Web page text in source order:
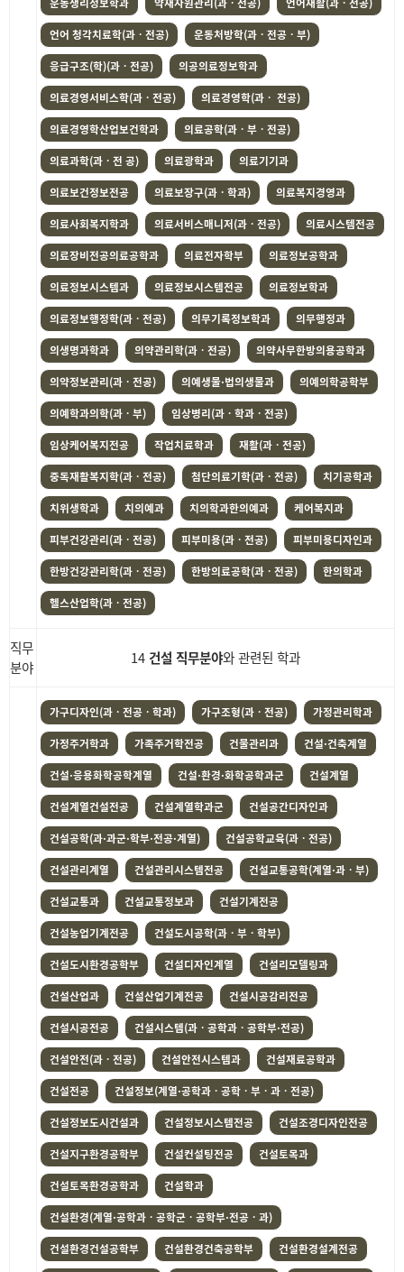
언어 청각치료학(과ㆍ전공)
운동처방학(과ㆍ전공ㆍ부)
응급구조(학)(과ㆍ전공)
의공의료정보학과
의료경영서비스학(과ㆍ전공)
의료경영학(과ㆍ 전공)
의료경영학산업보건학과
의료공학(과ㆍ부ㆍ전공)
의료과학(과ㆍ전 공)
의료광학과
의료기기과
의료보건정보전공
의료보장구(과ㆍ학과)
의료복지경영과
의료사회복지학과
의료서비스매니저(과ㆍ전공)
의료시스템전공
의료장비전공의료공학과
의료전자학부
의료정보공학과
의료정보시스템과
의료정보시스템전공
의료정보학과
의료정보행정학(과ㆍ전공)
의무기록정보학과
의무행정과
의생명과학과
의약관리학(과ㆍ전공)
의약사무한방의용공학과
의약정보관리(과ㆍ전공)
의예생물·법의생물과
의예의학공학부
의예학과의학(과ㆍ부)
임상병리(과ㆍ학과ㆍ전공)
임상케어복지전공
작업치료학과
재활(과ㆍ전공)
중독재활복지학(과ㆍ전공)
첨단의료기학(과ㆍ전공)
치기공학과
치위생학과
치의예과 치의학과한의예과
케어복지과
피부건강관리(과ㆍ전공)
피부미용(과ㆍ전공)
피부미용디자인과
한방건강관리학(과ㆍ전공)
한방의료공학(과ㆍ전공)
한의학과
헬스산업학(과ㆍ전공)
직무
분야
14 건설 직무분야와 관련된 학과
가구디자인(과ㆍ전공ㆍ학과) 가구조형(과ㆍ전공)
가정관리학과
가정주거학과
가족주거학전공 건물관리과
건설·건축계열
건설·응용화학공학계열
건설·환경·화학공학과군
건설계열
건설계열건설전공
건설계열학과군
건설공간디자인과
건설공학(과·과군·학부·전공·계열)
건설공학교육(과ㆍ전공)
건설관리계열
건설관리시스템전공
건설교통공학(계열·과ㆍ부)
건설교통과
건설교통정보과
건설기계전공
건설농업기계전공
건설도시공학(과ㆍ부ㆍ학부)
건설도시환경공학부
건설디자인계열
건설리모델링과
건설산업과
건설산업기계전공
건설시공감리전공
건설시공전공
건설시스템(과ㆍ공학과ㆍ공학부·전공)
건설안전(과ㆍ전공)
건설안전시스템과
건설재료공학과
건설전공
건설정보(계열·공학과ㆍ공학ㆍ부ㆍ과ㆍ전공)
건설정보도시건설과
건설정보시스템전공
건설조경디자인전공
건설지구환경공학부
건설컨설팅전공
건설토목과
건설토목환경공학과
건설학과
건설환경(계열·공학과ㆍ공학군ㆍ공학부·전공ㆍ과)
건설환경건설공학부
건설환경건축공학부
건설환경설계전공